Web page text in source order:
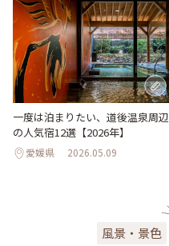
一度は泊まりたい、道後温泉周辺
の人気宿12選【2026年】
愛媛県 2026.05.09
風景・景色